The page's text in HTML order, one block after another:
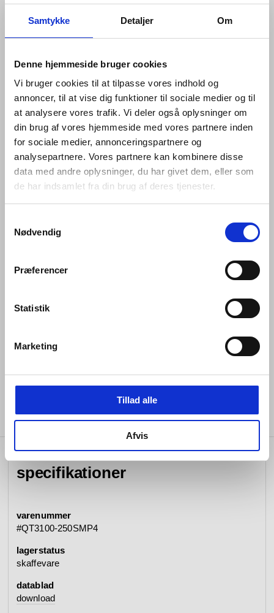
Samtykke Detaljer Om
Denne hjemmeside bruger cookies
Vi bruger cookies til at tilpasse vores indhold og
annoncer, til at vise dig funktioner til sociale medier og til
at analysere vores trafik. Vi deler også oplysninger om
din brug af vores hjemmeside med vores partnere inden
for sociale medier, annonceringspartnere og
analysepartnere. Vores partnere kan kombinere disse
data med andre oplysninger, du har givet dem, eller som
de har indsamlet fra din brug af deres tjenester.
Nødvendig
Præferencer
Statistik
Marketing
Tillad alle
Afvis
specifikationer
varenummer
#QT3100-250SMP4
lagerstatus
skaffevare
datablad
download
bliver fornøjelsen den samme; grebet bevæges i
glidende bevægelser når der åbnes for vandet,
hvilket gør det lettere at betjene armaturet. Hertil er
tuden på vandhanerne designet i en nedadgående
position, for at sikre, at vand ikke løber ind i hanen og
forårsager blokeringer eller opbygning af kalk.
Til sortimentet forefindes et udvalg af bundventiler, der
både matcher i farve, finish og behov.
Produkterne er dækket af en 20 års garanti, hvilket
også underbygger kvaliteten i håndværket.
Indbygningsdybde 69mm
Fast tud
Reserve perlator inkluderet